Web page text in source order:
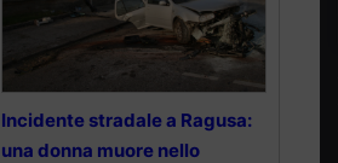
Incidente stradale a Ragusa:
una donna muore nello